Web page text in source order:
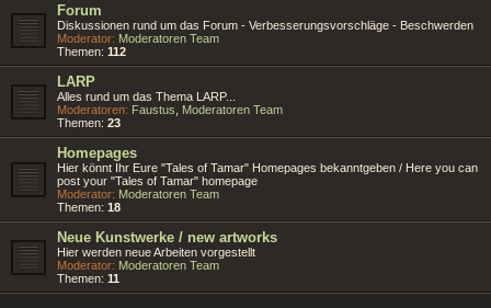
Forum
Diskussionen rund um das Forum - Verbesserungsvorschläge - Beschwerden
Moderator: Moderatoren Team
Themen: 112
LARP
Alles rund um das Thema LARP...
Moderatoren: Faustus
Moderatoren Team
Themen: 23
Homepages
Hier könnt Ihr Eure "Tales of Tamar" Homepages bekanntgeben / Here you can
post your "Tales of Tamar" homepage
Moderator: Moderatoren Team
Themen: 18
Neue Kunstwerke / new artworks
Hier werden neue Arbeiten vorgestellt
Moderator: Moderatoren Team
Themen: 11